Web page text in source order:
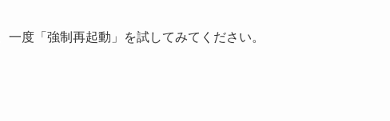
度「強制再起動」を試してみてください。